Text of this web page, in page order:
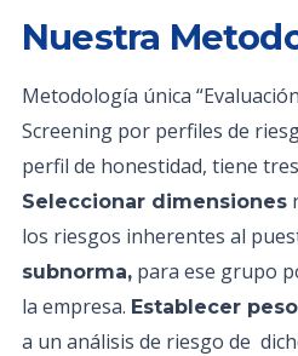
Nuestra
Metodología única
Screening por perfiles de
perfil de honestidad, tiene
Seleccionar dimensiones
los riesgos inherentes al
subnorma, para ese grupo
la empresa. Establecer
a un análisis de riesgo de